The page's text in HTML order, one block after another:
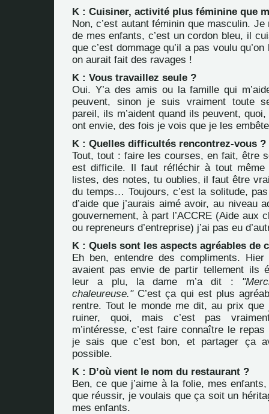
K : Cuisiner, activité plus féminine que
Non, c’est autant féminin que masculin.
de mes enfants, c’est un cordon bleu, il
que c’est dommage qu’il a pas voulu
on aurait fait des ravages !
K : Vous travaillez seule ?
Oui. Y’a des amis ou la famille qui
peuvent, sinon je suis vraiment toute
pareil, ils m’aident quand ils peuvent,
ont envie, des fois je vois que je les
K : Quelles difficultés rencontrez-vous ?
Tout, tout : faire les courses, en fait, être
est difficile. Il faut réfléchir à tout
listes, des notes, tu oublies, il faut être
du temps… Toujours, c’est la solitude,
d’aide que j’aurais aimé avoir, au niveau
gouvernement, à part l’ACCRE (Aide aux
ou repreneurs d’entreprise) j’ai pas eu
K : Quels sont les aspects agréables de
Eh ben, entendre des compliments.
avaient pas envie de partir tellement ils
leur a plu, la dame m’a dit :
chaleureuse."C’est ça qui est plus
rentre. Tout le monde me dit, au prix
ruiner, quoi, mais c’est pas
m’intéresse, c’est faire connaître le
je sais que c’est bon, et partager ça
possible.
K : D’où vient le nom du restaurant ?
Ben, ce que j’aime à la folie, mes
que réussir, je voulais que ça soit un
mes enfants.